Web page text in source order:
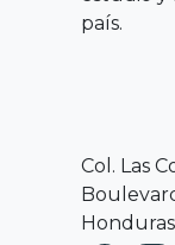
país.
Col. Las